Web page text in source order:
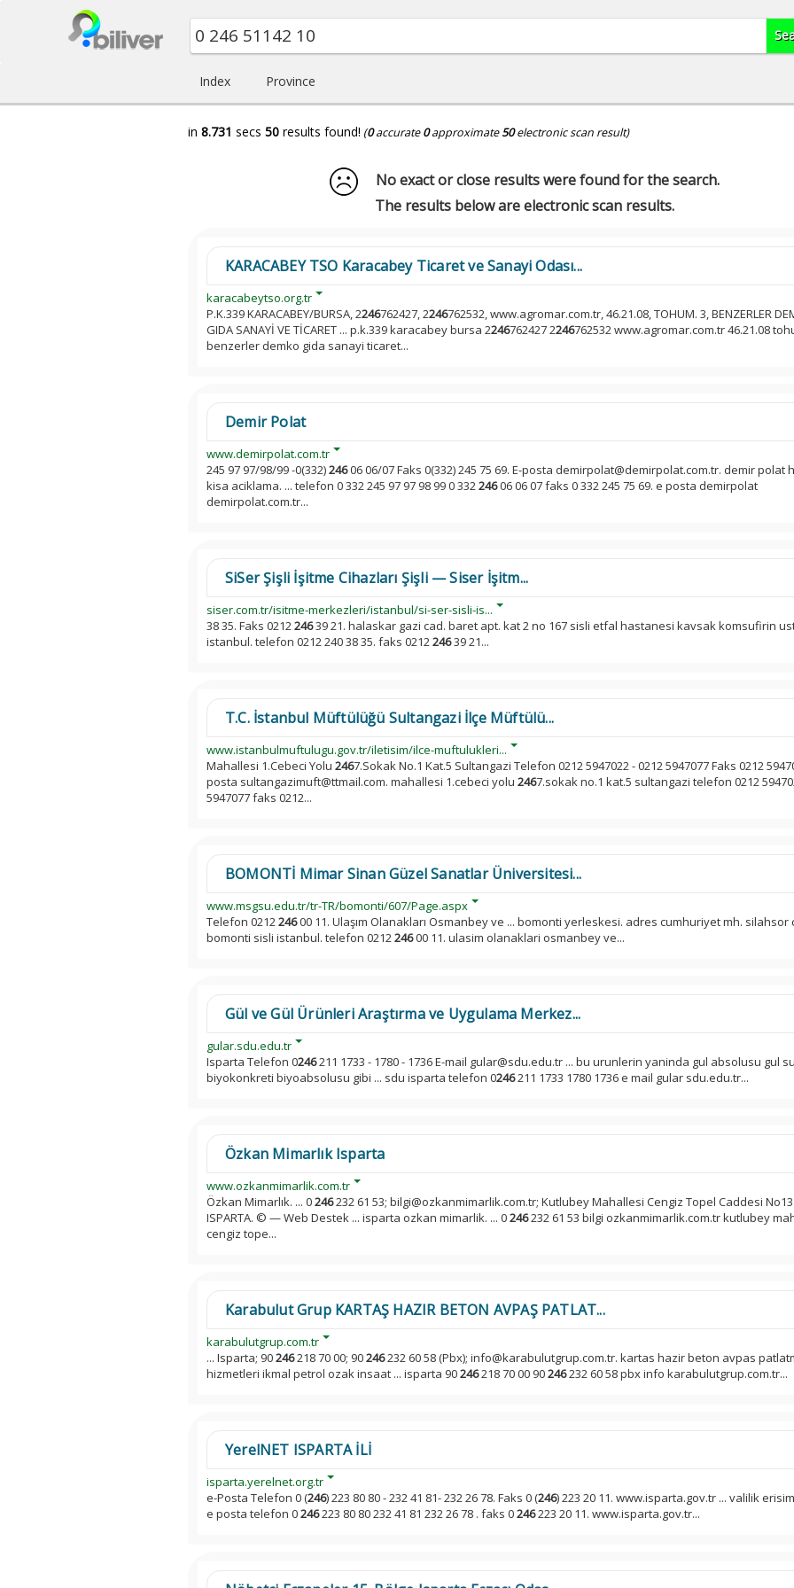
Index Province
in 8.731 secs 50 results found! (0accurate0approximate50electronic scan result)
No exact or close results were found for the search.
The results below are electronic scan results.
KARACABEY TSO Karacabey Ticaret ve Sanayi Odası...
karacabeytso.org.tr
P.K.339 KARACABEY/BURSA, 2246762427, 2246762532, www.agromar.com.tr, 46.21.08, TOHUM. 3, BENZERLER
GIDA SANAYİ VE TİCARET ... p.k.339 karacabey bursa 2246762427 2246762532 www.agromar.com.tr 46.21.08
benzerler demko gida sanayi ticaret...
Demir Polat
www.demirpolat.com.tr
245 97 97/98/99 -0(332)24606 06/07 Faks 0(332) 245 75 69. E-posta demirpolat@demirpolat.com.tr. demir polat
kisa aciklama. ... telefon 0 332 245 97 97 98 99 0 33224606 06 07 faks 0 332 245 75 69. e posta demirpolat
demirpolat.com.tr...
SiSer Şişli İşitme Cihazları Şişli — Siser İşitm...
siser.com.tr/isitme-merkezleri/istanbul/si-ser-sisli-is...
38 35. Faks 021224639 21. halaskar gazi cad. baret apt. kat 2 no 167 sisli etfal hastanesi kavsak komsufirin
istanbul. telefon 0212 240 38 35. faks 021224639 21...
T.C. İstanbul Müftülüğü Sultangazi İlçe Müftülü...
www.istanbulmuftulugu.gov.tr/iletisim/ilce-muftulukleri...
Mahallesi 1.Cebeci Yolu 2467.Sokak No.1 Kat.5 Sultangazi Telefon 0212 5947022 - 0212 5947077 Faks 0212
posta sultangazimuft@ttmail.com. mahallesi 1.cebeci yolu 2467.sokak no.1 kat.5 sultangazi telefon 0212
5947077 faks 0212...
BOMONTİ Mimar Sinan Güzel Sanatlar Üniversitesi...
www.msgsu.edu.tr/tr-TR/bomonti/607/Page.aspx
Telefon 021224600 11. Ulaşım Olanakları Osmanbey ve ... bomonti yerleskesi. adres cumhuriyet mh. silahsor
bomonti sisli istanbul. telefon 021224600 11. ulasim olanaklari osmanbey ve...
Gül ve Gül Ürünleri Araştırma ve Uygulama Merkez...
gular.sdu.edu.tr
Isparta Telefon 0246211 1733 - 1780 - 1736 E-mail gular@sdu.edu.tr ... bu urunlerin yaninda gul absolusu gul
biyokonkreti biyoabsolusu gibi ... sdu isparta telefon 0246211 1733 1780 1736 e mail gular sdu.edu.tr...
Özkan Mimarlık Isparta
www.ozkanmimarlik.com.tr
Özkan Mimarlık. ... 0246232 61 53; bilgi@ozkanmimarlik.com.tr; Kutlubey Mahallesi Cengiz Topel Caddesi No13
ISPARTA. © — Web Destek ... isparta ozkan mimarlik. ... 0246232 61 53 bilgi ozkanmimarlik.com.tr kutlubey
cengiz tope...
Karabulut Grup KARTAŞ HAZIR BETON AVPAŞ PATLAT...
karabulutgrup.com.tr
... Isparta; 90246218 70 00; 90246232 60 58 (Pbx); info@karabulutgrup.com.tr. kartas hazir beton avpas
hizmetleri ikmal petrol ozak insaat ... isparta 90246218 70 00 90246232 60 58 pbx info karabulutgrup.com.tr...
YerelNET ISPARTA İLİ
isparta.yerelnet.org.tr
e-Posta Telefon 0 (246) 223 80 80 - 232 41 81- 232 26 78. Faks 0 (246) 223 20 11. www.isparta.gov.tr ... valilik
e posta telefon 0246223 80 80 232 41 81 232 26 78 . faks 0246223 20 11. www.isparta.gov.tr...